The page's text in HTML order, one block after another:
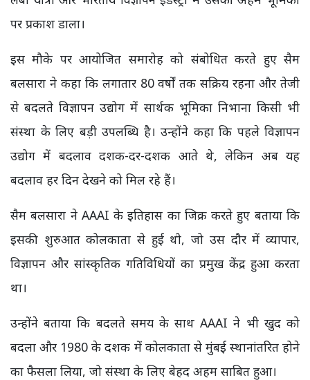
पर प्रकाश डाला।
इस मौके पर आयोजित समारोह को संबोधित करते हुए सैम
बलसारा ने कहा कि लगातार 80 वर्षों तक सक्रिय रहना और तेजी
से बदलते विज्ञापन उद्योग में सार्थक भूमिका निभाना किसी भी
संस्था के लिए बड़ी उपलब्धि है। उन्होंने कहा कि पहले विज्ञापन
उद्योग में बदलाव दशक-दर-दशक आते थे, लेकिन अब यह
बदलाव हर दिन देखने को मिल रहे हैं।
सैम बलसारा ने AAAI के इतिहास का जिक्र करते हुए बताया कि
इसकी शुरुआत कोलकाता से हुई थी, जो उस दौर में व्यापार,
विज्ञापन और सांस्कृतिक गतिविधियों का प्रमुख केंद्र हुआ करता
था।
उन्होंने बताया कि बदलते समय के साथ AAAI ने भी खुद को
बदला और 1980 के दशक में कोलकाता से मुंबई स्थानांतरित होने
का फैसला लिया, जो संस्था के लिए बेहद अहम साबित हुआ।